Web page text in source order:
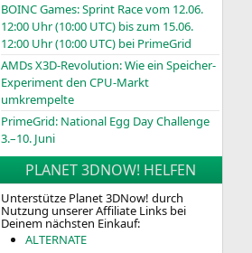
BOINCGames: Sprint Race vom 12.06.
12:00 Uhr (10:00 UTC) bis zum 15.06.
12:00 Uhr (10:00 UTC) bei PrimeGrid
AMDs X3D-Revolution: Wie ein Speicher-
Experiment den CPU-Markt
umkrempelte
PrimeGrid: National Egg Day Challenge
3.–10. Juni
PLANET 3DNOW! HELFEN
Unterstütze Planet 3DNow! durch
Nutzung unserer Affiliate Links bei
Deinem nächsten Einkauf:
ALTERNATE